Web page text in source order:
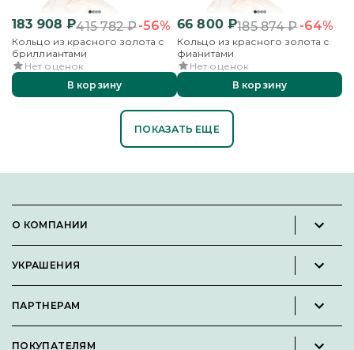
183 908 ₽415 782₽-56%
Кольцо из красного золота с
бриллиантами
Нет оценок
В корзину
66 800₽185 874₽-64%
Кольцо из красного золота с
фианитами
Нет оценок
В корзину
ПОКАЗАТЬ ЕЩЕ
О КОМПАНИИ
Вакансии
УКРАШЕНИЯ
Кольца
ПАРТНЕРАМ
ПОКУПАТЕЛЯМ